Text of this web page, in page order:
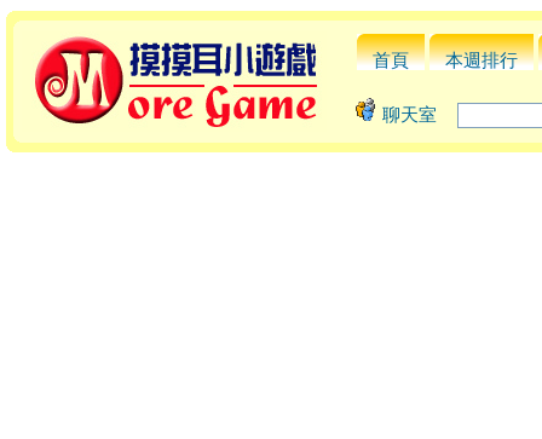
首頁 本週排行
聊天室